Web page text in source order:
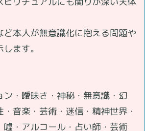
ど本人が無意識化に抱える問題や
ます。
ン・曖昧さ・神秘・無意識・幻
音楽・芸術・迷信・精神世界・
嘘・アルコール・占い師・芸術